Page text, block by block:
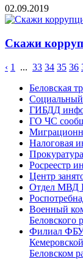
02.09.2019
Скажи
‹ 1 ... 33 34 35 36
Беловская
ГИБДД
ГО ЧС
Налоговая
Росреестр
Центр
Отдел МВД
Военный
Беловского
Филиал
Беловском